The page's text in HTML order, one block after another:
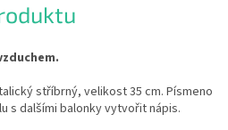
stříbrný, velikost 35 cm. Písmeno
s dalšími balonky vytvořit nápis.